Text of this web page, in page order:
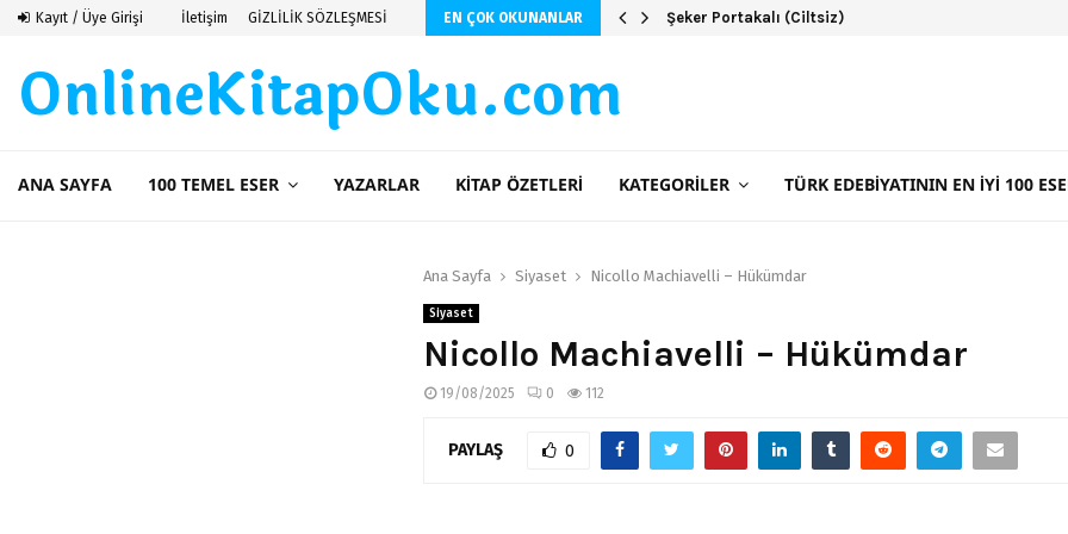
Kayıt / Üye Girişi İletişim GİZLİLİK SÖZLEŞMESİ EN ÇOK OKUNANLAR
Saint Exupery Şeker Portakalı (Ciltsiz)
OnlineKitapOku.com
ANA SAYFA 100 TEMEL ESER YAZARLAR KITAP ÖZETLERI KATEGORILER TÜRK EDEBIYATININ EN İYI 100
Ana Sayfa Siyaset Nicollo Machiavelli – Hükümdar
Siyaset
Nicollo Machiavelli – Hükümdar
19/08/2025 0 112
PAYLAŞ 0